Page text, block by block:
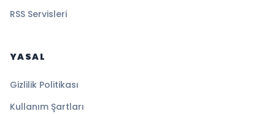
RSS Servisleri
YASAL
Gizlilik Politikası
Kullanım Şartları